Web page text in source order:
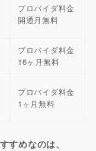
プロバイダ料金
開通月無料
プロバイダ料金
16ヶ月無料
プロバイダ料金
1ヶ月無料
すめなのは、